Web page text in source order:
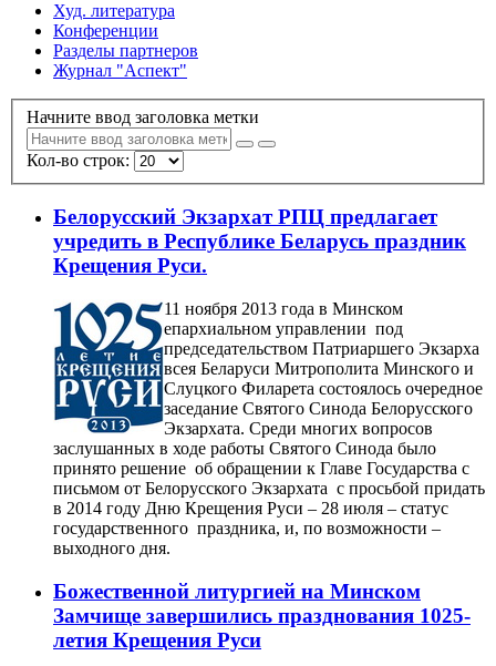
Худ. литература
Конференции
Разделы партнеров
Журнал "Аспект"
Начните ввод заголовка метки
Кол-во строк:
Белорусский Экзархат РПЦ предлагает
учредить в Республике Беларусь праздник
Крещения Руси.
11 ноября 2013 года в Минском
епархиальном управлении под
председательством Патриаршего Экзарха
всея Беларуси Митрополита Минского и
Слуцкого Филарета состоялось очередное
заседание Святого Синода Белорусского
Экзархата. Среди многих вопросов
заслушанных в ходе работы Святого Синода было
принято решение об обращении к Главе Государства с
письмом от Белорусского Экзархата с просьбой придать
в 2014 году Дню Крещения Руси – 28 июля – статус
государственного праздника, и, по возможности –
выходного дня.
Божественной литургией на Минском
Замчище завершились празднования 1025-
летия Крещения Руси